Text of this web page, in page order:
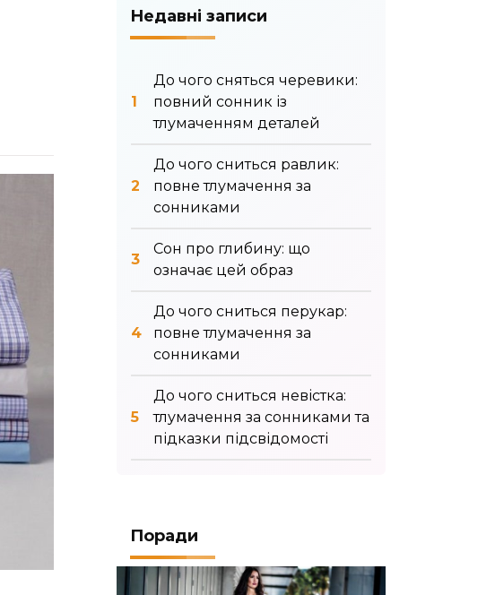
Недавні записи
До чого сняться черевики:
повний сонник із
тлумаченням деталей
До чого сниться равлик:
повне тлумачення за
сонниками
Сон про глибину: що
означає цей образ
До чого сниться перукар:
повне тлумачення за
сонниками
До чого сниться невістка:
тлумачення за сонниками та
підказки підсвідомості
Поради